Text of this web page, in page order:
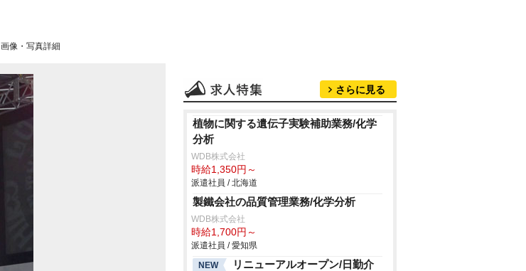
画像・写真詳細
さらに見る
植物に関する遺伝子実験補助業務/化学
分析
WDB株式会社
時給1,350円～
派遣社員 / 北海道
製鐵会社の品質管理業務/化学分析
WDB株式会社
時給1,700円～
派遣社員 / 愛知県
NEW
リニューアルオープン/日勤介